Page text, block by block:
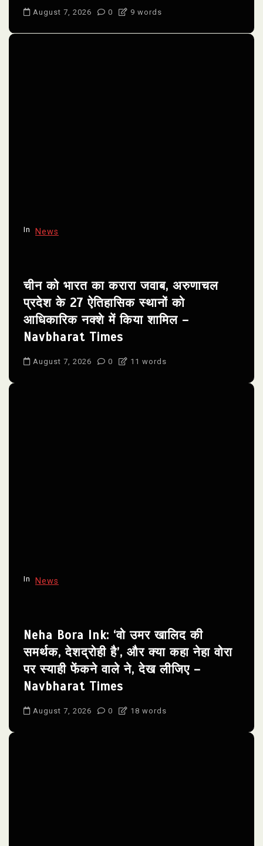
August 7, 2026 0 9 words
In News
चीन को भारत का करारा जवाब, अरुणाचल
प्रदेश के 27 ऐतिहासिक स्थानों को
आधिकारिक नक्शे में किया शामिल –
Navbharat Times
August 7, 2026 0 11 words
In News
Neha Bora Ink: ‘वो उमर खालिद की
समर्थक, देशद्रोही है’, और क्या कहा नेहा वोरा
पर स्याही फेंकने वाले ने, देख लीजिए –
Navbharat Times
August 7, 2026 0 18 words